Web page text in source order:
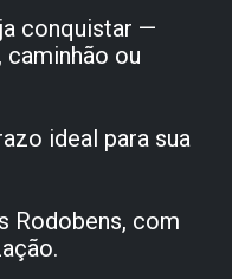
conquistar —
ou
ideal para sua
Rodobens, com